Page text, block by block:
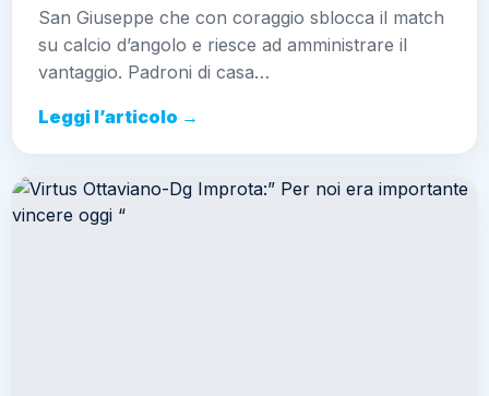
San Giuseppe che con coraggio sblocca il match
su calcio d’angolo e riesce ad amministrare il
vantaggio. Padroni di casa…
Leggi l’articolo →